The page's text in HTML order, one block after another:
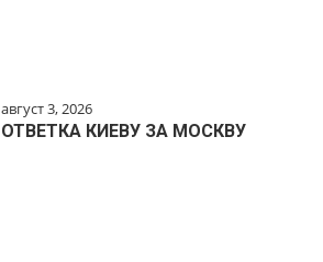
август 3, 2026
ОТВЕТКА КИЕВУ ЗА МОСКВУ